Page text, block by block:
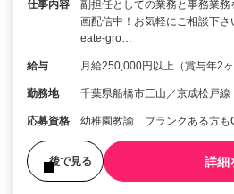
仕事内容
副担任としての業務と事務業
画配信中！お気軽にご相談下
eate-gro…
給与 月給250,000円以上（賞与年2ヶ
勤務地 千葉県船橋市三山／京成松戸
応募資格 幼稚園教諭 ブランクある方も
後で見る 詳細